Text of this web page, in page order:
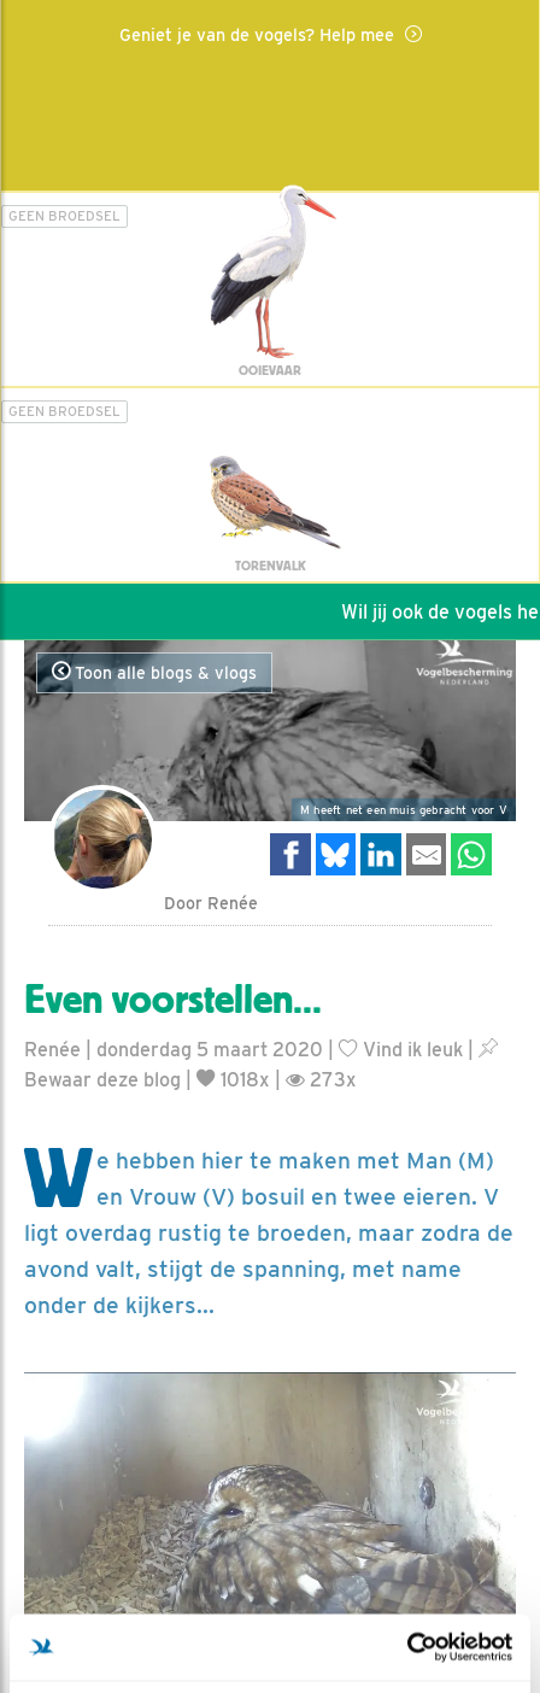
Geniet je van de vogels? Help mee
GEEN BROEDSEL
OOIEVAAR
GEEN BROEDSEL
TORENVALK
Wil jij ook de vogels
Toon alle blogs & vlogs
M heeft net een muis gebracht voor V
Door Renée
Even voorstellen...
Renée | donderdag 5 maart 2020 | Vind ik leuk
Bewaar deze blog
1018x | 273x
We hebben hier te maken met Man (M)
en Vrouw (V) bosuil en twee eieren. V
ligt overdag rustig te broeden, maar zodra de
avond valt, stijgt de spanning, met name
onder de kijkers...